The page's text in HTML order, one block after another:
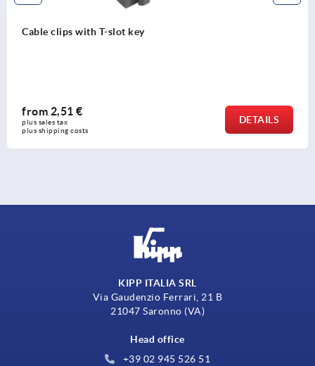
Cable clips with T-slot key
from2,51 €
plus sales tax
plus shipping costs
DETAILS
KIPP ITALIA SRL
Via Gaudenzio Ferrari, 21 B
21047 Saronno (VA)
Head office
+39 02 945 526 51